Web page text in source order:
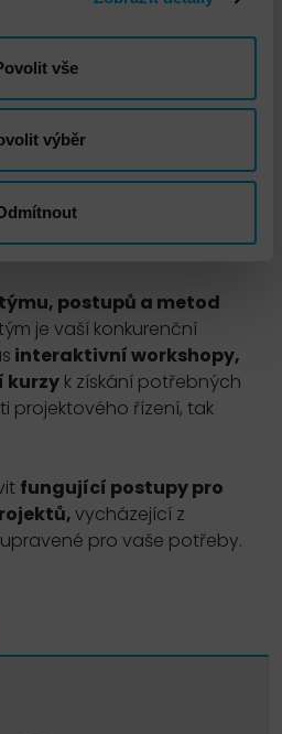
vše
výběr
a adopcí vašich služeb a
změny.
hrozí vám zpoždění nebo
Rychle provedeme audit,
s realizací nápravných
postupů a metod
je vaší konkurenční
interaktivní workshopy,
kurzy k získání potřebných
projektového řízení, tak
fungující postupy pro
vycházející z
pro vaše potřeby.